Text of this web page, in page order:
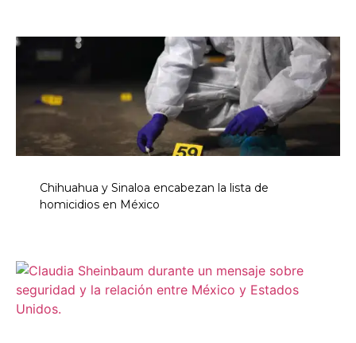
Chihuahua y Sinaloa encabezan la lista de
homicidios en México